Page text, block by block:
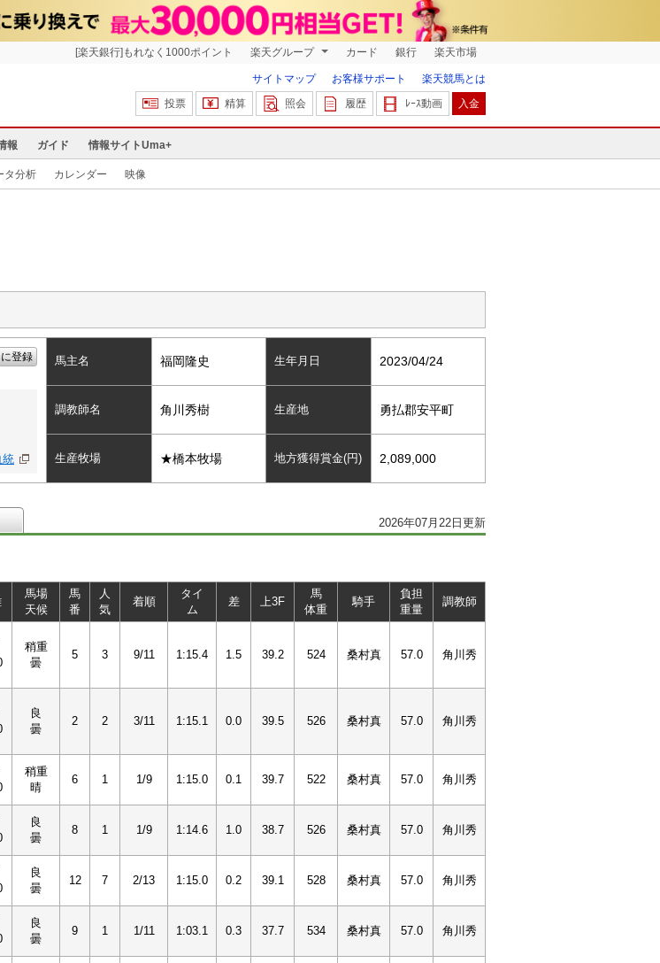
[楽天銀行]もれなく1000ポイント 楽天グループ カード 銀行 楽天市場
サイトマップ お客様サポート
楽天競馬とは
投票
精算 照会 履歴 ﾚｰｽ動画 入金
報 ガイド 情報サイトUma+
タ分析 カレンダー 映像
登録 馬主名 福岡隆史 生年月日 2023/04/24
調教師名 角川秀樹 生産地 勇払郡安平町
生産牧場 ★橋本牧場 地方獲得賞金(円) 2,089,000
2026年07月22日更新
馬場
天候
馬
番
人
気
着順
タイ
ム
差 上3F
馬
体重
騎手
負担
重量
調教師
稍重
曇
5 3 9/11 1:15.4 1.5 39.2 524 桑村真 57.0 角川秀
良
曇
2 2 3/11 1:15.1 0.0 39.5 526 桑村真 57.0 角川秀
稍重
晴
6 1 1/9 1:15.0 0.1 39.7 522 桑村真 57.0 角川秀
良
曇
8 1 1/9 1:14.6 1.0 38.7 526 桑村真 57.0 角川秀
良
曇
12 7 2/13 1:15.0 0.2 39.1 528 桑村真 57.0 角川秀
良
曇
9 1 1/11 1:03.1 0.3 37.7 534 桑村真 57.0 角川秀